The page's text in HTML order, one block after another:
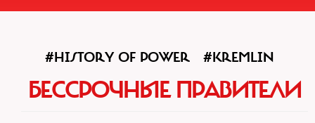
#HISTORY OF POWER #KREMLIN
БЕССРОЧНЫЕ ПРАВИТЕЛИ